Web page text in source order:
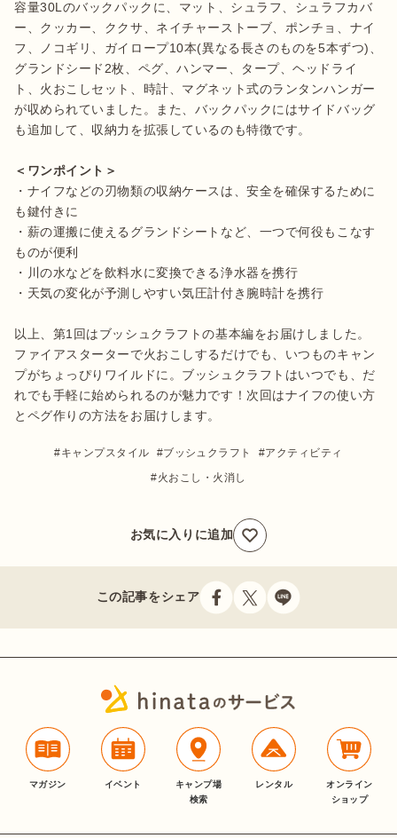
容量30Lのバックパックに、マット、シュラフ、シュラフカバ
ー、クッカー、ククサ、ネイチャーストーブ、ポンチョ、ナイ
フ、ノコギリ、ガイロープ10本(異なる長さのものを5本ずつ)、
グランドシード2枚、ペグ、ハンマー、タープ、ヘッドライ
ト、火おこしセット、時計、マグネット式のランタンハンガー
が収められていました。また、バックパックにはサイドバッグ
も追加して、収納力を拡張しているのも特徴です。
＜ワンポイント＞
・ナイフなどの刃物類の収納ケースは、安全を確保するために
も鍵付きに
・薪の運搬に使えるグランドシートなど、一つで何役もこなす
ものが便利
・川の水などを飲料水に変換できる浄水器を携行
・天気の変化が予測しやすい気圧計付き腕時計を携行
以上、第1回はブッシュクラフトの基本編をお届けしました。
ファイアスターターで火おこしするだけでも、いつものキャン
プがちょっぴりワイルドに。ブッシュクラフトはいつでも、だ
れでも手軽に始められるのが魅力です！次回はナイフの使い方
とペグ作りの方法をお届けします。
キャンプスタイル ブッシュクラフト
アクティビティ
火おこし・火消し
お気に入りに追加
この記事をシェア
マガジン イベント
キャンプ場
検索
レンタル
オンライン
ショップ